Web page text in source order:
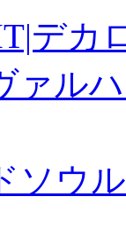
デカ
ァル
ソウ